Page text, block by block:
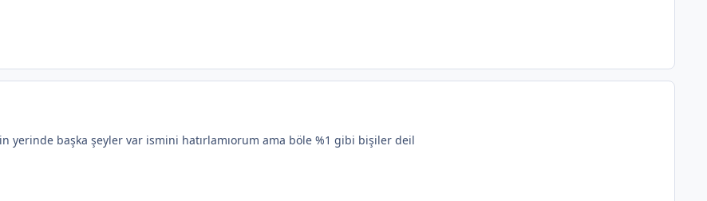
yerinde başka şeyler var ismini hatırlamıorum ama böle %1 gibi bişiler deil